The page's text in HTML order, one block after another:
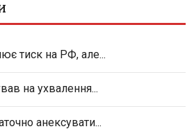
тиск на РФ, але...
на ухвалення...
анексувати...